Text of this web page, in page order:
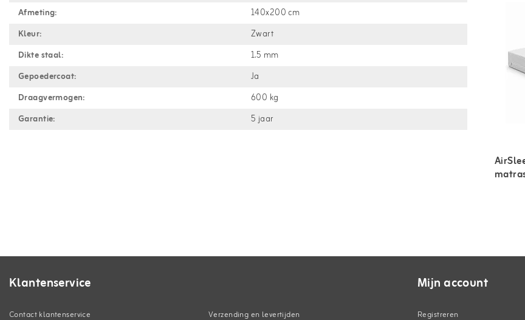
Afmeting:
140x200 cm
Kleur:
Zwart
Dikte staal:
1.5 mm
Gepoedercoat:
Ja
Draagvermogen:
600 kg
Garantie:
5 jaar
Klantenservice
Contact klantenservice Verzending en levertijden
Mijn account
Registreren